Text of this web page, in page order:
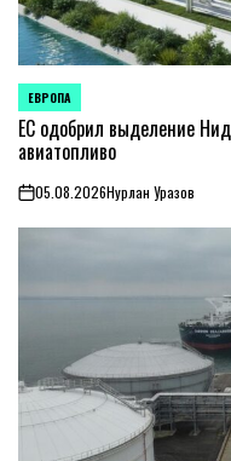
ОПУБЛИКОВАНО
В
ЕВРОПА
ЕС одобрил выделение
авиатопливо
on05.08.2026Нурлан Уразов